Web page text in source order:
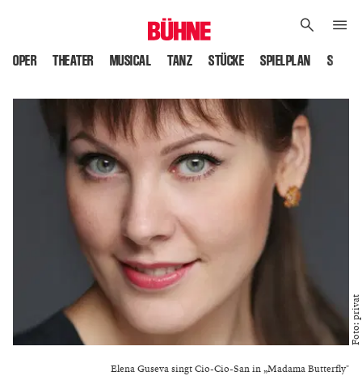
OPER THEATER MUSICAL TANZ STÜCKE SPIELPLAN
Elena Guseva singt Cio-Cio-San in „Madama Butterfly"
Foto: privat